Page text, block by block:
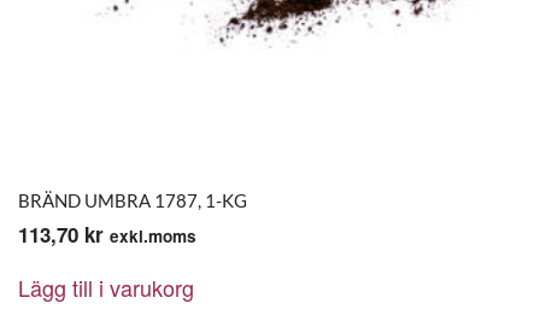
BRÄND UMBRA 1787, 1-KG
113,70 kr exkl.moms
Lägg till i varukorg